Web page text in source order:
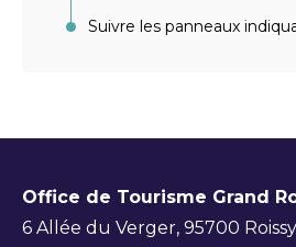
Suivre les panneaux
Office de Tourisme Grand
6 Allée du Verger, 95700